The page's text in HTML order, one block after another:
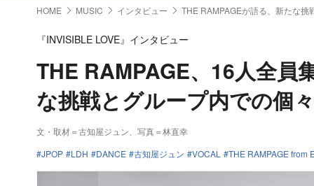
HOME MUSIC インタビュー THE RAMPAGEが語る、新たな挑
『INVISIBLE LOVE』インタビュー
THE RAMPAGE、16人全
な挑戦とグループ内での個
文・取材＝古知屋ジュン、写真＝林直幸
JPOP
LDH DANCE 古知屋ジュン VOCAL THE RAMPAGE from